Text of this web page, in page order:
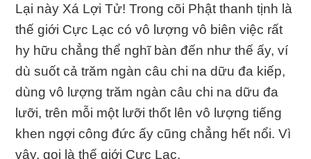
Lại này Xá Lợi Tử! Trong cõi Phật thanh tịnh là
thế giới Cực Lạc có vô lượng vô biên việc rất
hy hữu chẳng thể nghĩ bàn đến như thế ấy, ví
dù suốt cả trăm ngàn câu chi na dữu đa kiếp,
dùng vô lượng trăm ngàn câu chi na dữu đa
lưỡi, trên mỗi một lưỡi thốt lên vô lượng tiếng
khen ngợi công đức ấy cũng chẳng hết nổi. Vì
vậy, gọi là thế giới Cực Lạc.